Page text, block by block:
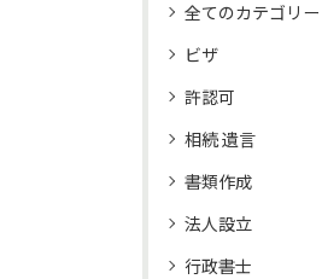
全てのカテゴリー
ビザ
許認可
相続 遺言
書類作成
法人設立
行政書士